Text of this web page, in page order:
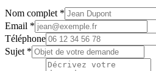
Nom complet *
Email *
Téléphone
Sujet *